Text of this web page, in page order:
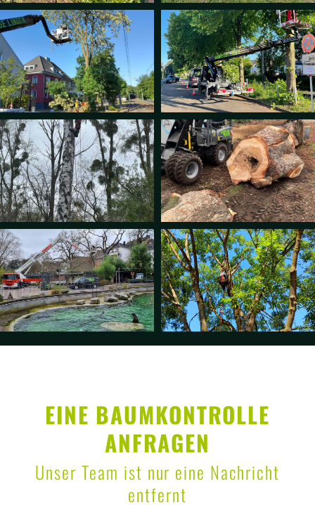
EINE BAUMKONTROLLE
ANFRAGEN
Unser Team ist nur eine Nachricht
entfernt